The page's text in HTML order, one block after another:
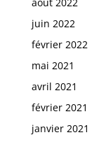
août 2022
juin 2022
février 2022
mai 2021
avril 2021
février 2021
janvier 2021